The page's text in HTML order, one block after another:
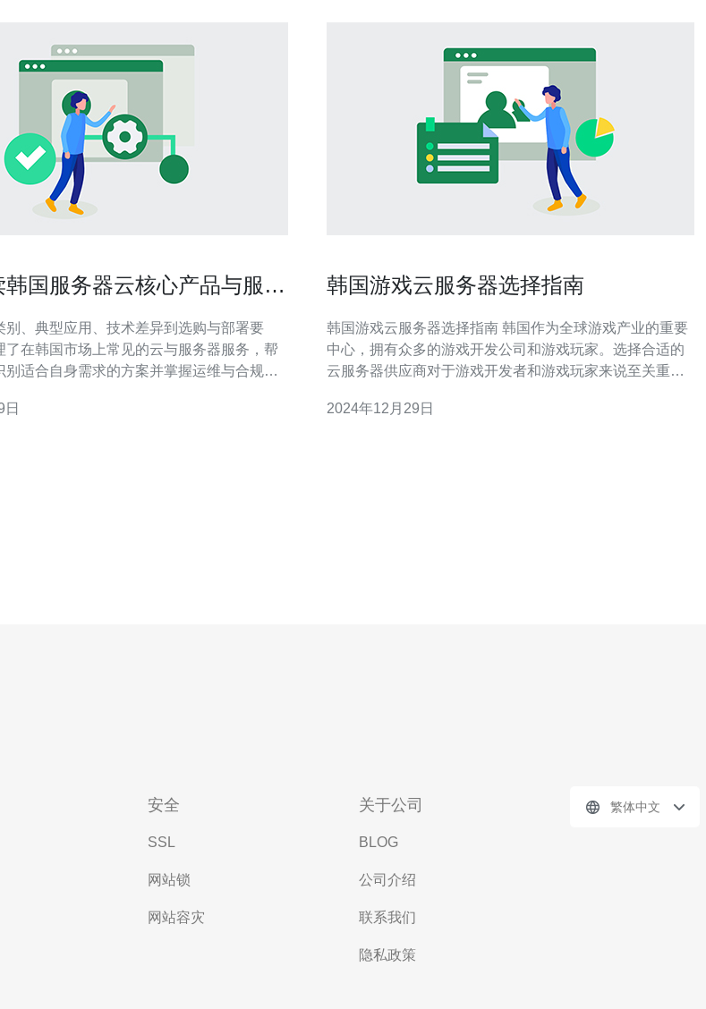
国服务器云核心产品与服务
别、典型应用、技术差异到选购与部署要
了在韩国市场上常见的云与服务器服务，帮
别适合自身需求的方案并掌握运维与合规关
心产品包括韩国服务器上的公有云云主机
韩国游戏云服务器选择指南
韩国游戏云服务器选择指南 韩国作为全球游戏产业的重要
中心，拥有众多的游戏开发公司和游戏玩家。选择合适的
云服务器供应商对于游戏开发者和游戏玩家来说至关重
服务器。 在选择云服务器时，性能是一个重要的考虑因
2024年12月29日
安全
SSL
网站锁
网站容灾
关于公司
BLOG
公司介绍
联系我们
隐私政策
繁体中文